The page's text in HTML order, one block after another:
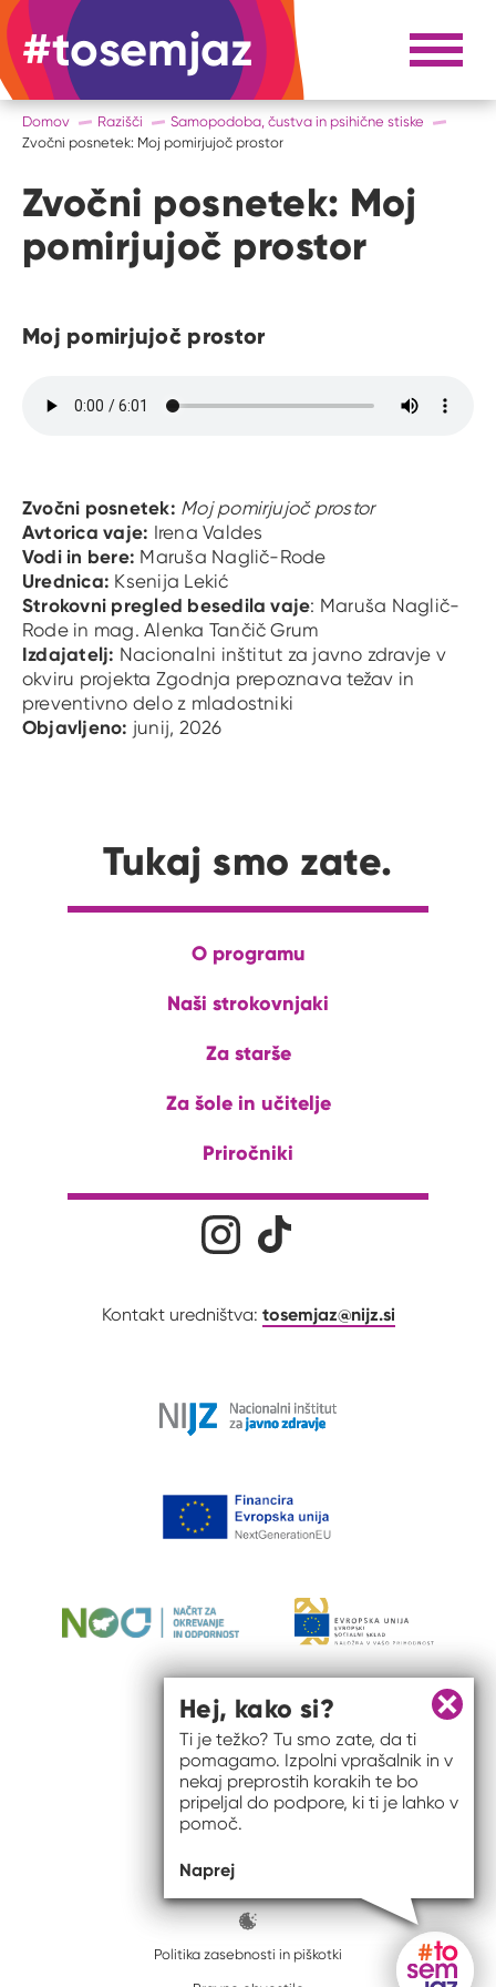
#tosemjaz #to sem jaz Razpri
Domov Razišči
Samopodoba, čustva in psihične stiske
Zvočni posnetek: Moj pomirjujoč prostor
Zvočni posnetek: Moj
pomirjujoč prostor
Moj pomirjujoč prostor
Zvočni posnetek: Moj pomirjujoč prostor
Avtorica vaje: Irena Valdes
Vodi in bere: Maruša Naglič-Rode
Urednica: Ksenija Lekić
Strokovni pregled besedila vaje: Maruša Naglič-
Rode in mag.Alenka Tančič Grum
Izdajatelj: Nacionalni inštitut za javno zdravje v
okviru projekta Zgodnja prepoznava težav in
preventivno delo z mladostniki
Objavljeno: junij, 2026
Tukaj smo zate.
O programu
Naši strokovnjaki
Za starše
Za šole in učitelje
Priročniki
Družabna omrežjaNa naš Instagram profil
Kontakt uredništva: tosemjaz@nijz.si
ISSN spletišča: 2820-5960
Politika zasebnosti in piškotki
Zapri
Hej, kako si?
Ti je težko? Tu smo zate, da ti
pomagamo. Izpolni vprašalnik in v
nekaj preprostih korakih te bo
pripeljal do podpore, ki ti je lahko v
pomoč.
Naprej